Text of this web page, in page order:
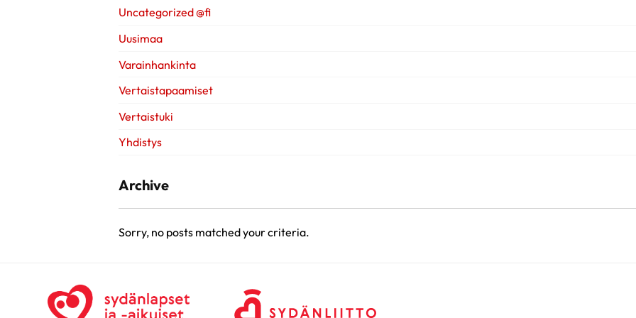
Uncategorized @fi
Uusimaa
Varainhankinta
Vertaistapaamiset
Vertaistuki
Yhdistys
Archive
Sorry, no posts matched your criteria.